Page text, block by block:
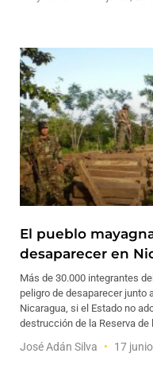
El pueblo
desaparecer en
Más de 30.000 integrantes
peligro de desaparecer junto
Nicaragua, si el Estado no
destrucción de la Reserva de
José Adán Silva 17